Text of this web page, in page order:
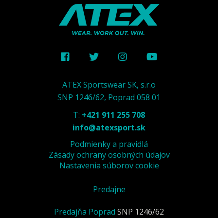
ATEX Sportswear SK, s.r.o
SNP 1246/62, Poprad 058 01
T: +421 911 255 708
info@atexsport.sk
Podmienky a pravidlá
Zásady ochrany osobných údajov
Nastavenia súborov cookie
Predajne
Predajňa Poprad SNP 1246/62